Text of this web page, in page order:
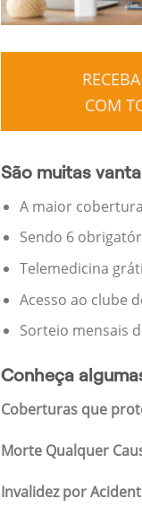
COM
São muitas
A maior
Sendo 6
Telemedicina
Acesso ao clube
Sorteio mensais
Conheça
Coberturas que
Morte Qualquer
Invalidez por